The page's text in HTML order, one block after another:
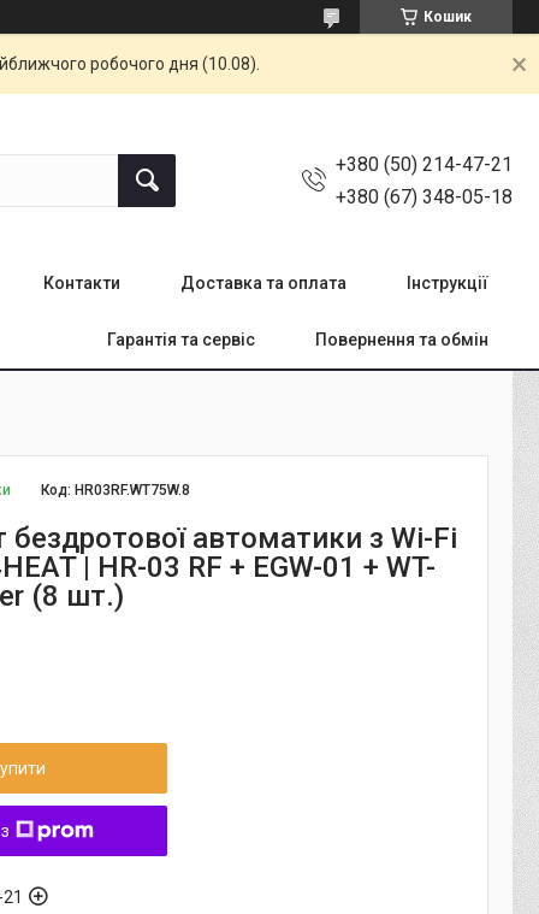
Кошик
робочого дня (10.08).
+380 (50) 214-47-21
+380 (67) 348-05-18
Контакти Доставка та оплата Інструкції
Гарантія та сервіс Повернення та обмін
Код: HR03RF.WT75W.8
автоматики з Wi-Fi
| HR-03 RF + EGW-01 + WT-
(8 шт.)